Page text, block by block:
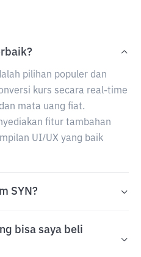
pilihan populer dan
kurs secara real-time
mata uang fiat.
fitur tambahan
UI/UX yang baik
SYN?
bisa saya beli